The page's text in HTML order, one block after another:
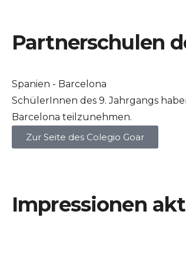
Partnerschulen
Spanien - Barcelona
SchülerInnen des 9. Jahrgangs
Barcelona teilzunehmen.
Zur Seite des Colegio Goar
Impressionen